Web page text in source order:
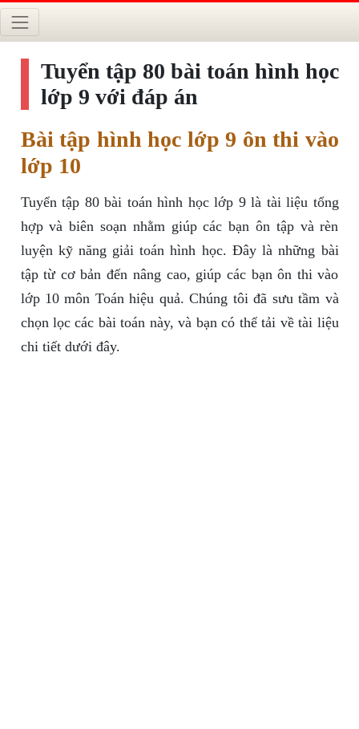
Tuyển tập 80 bài toán hình học
lớp 9 với đáp án
Bài tập hình học lớp 9 ôn thi vào
lớp 10
Tuyển tập 80 bài toán hình học lớp 9 là tài liệu tổng
hợp và biên soạn nhằm giúp các bạn ôn tập và rèn
luyện kỹ năng giải toán hình học. Đây là những bài
tập từ cơ bản đến nâng cao, giúp các bạn ôn thi vào
lớp 10 môn Toán hiệu quả. Chúng tôi đã sưu tầm và
chọn lọc các bài toán này, và bạn có thể tải về tài liệu
chi tiết dưới đây.